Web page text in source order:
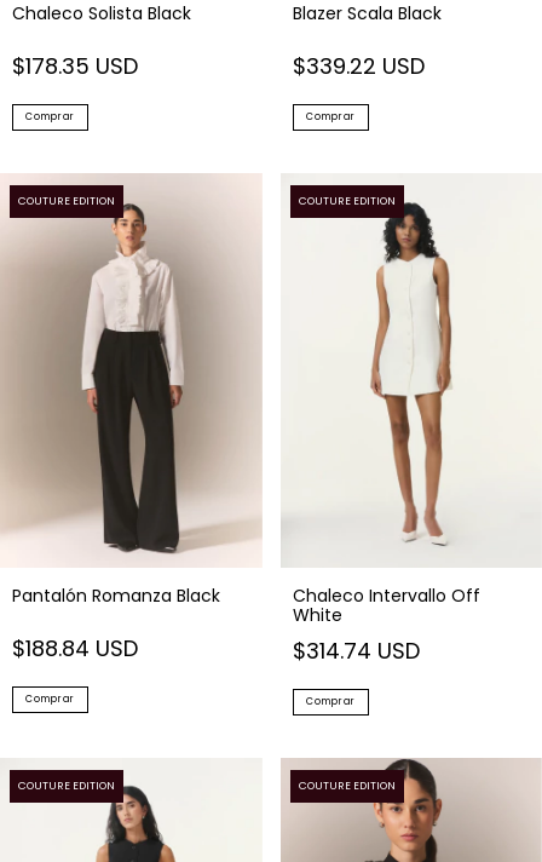
Chaleco Solista Black
$178.35 USD
Comprar
Blazer Scala Black
$339.22 USD
Comprar
COUTURE EDITION
Pantalón Romanza Black
$188.84 USD
Comprar
COUTURE EDITION
Chaleco Intervallo Off
White
$314.74 USD
Comprar
COUTURE EDITION COUTURE EDITION